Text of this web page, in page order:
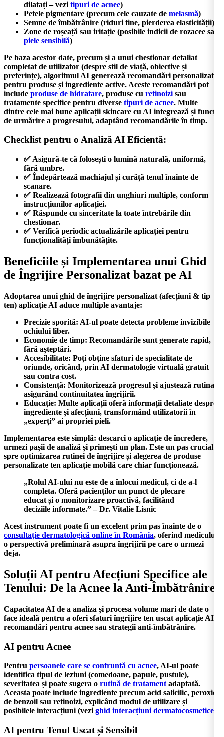
dilatați – vezi tipuri de acnee)
Petele pigmentare (precum cele cauzate de melasmă)
Semne de îmbătrânire (riduri fine, pierderea elasticității)
Zone de roșeață sau iritație (posibile indicii de rozacee sau
piele sensibilă)
Pe baza acestor date, precum și a unui chestionar detaliat
completat de utilizator (despre stil de viață, obiective și
preferințe), algoritmul AI generează recomandări personalizate
pentru produse și ingrediente active. Aceste recomandări pot
include produse de hidratare, produse cu retinoizi sau
tratamente specifice pentru diverse tipuri de acnee. Multe
dintre cele mai bune aplicații skincare cu AI integrează și funcții
de urmărire a progresului, adaptând recomandările în timp.
Checklist pentru o Analiză AI Eficientă:
✅ Asigură-te că folosești o lumină naturală, uniformă,
fără umbre.
✅ Îndepărtează machiajul și curăță tenul înainte de
scanare.
✅ Realizează fotografii din unghiuri multiple, conform
instrucțiunilor aplicației.
✅ Răspunde cu sinceritate la toate întrebările din
chestionar.
✅ Verifică periodic actualizările aplicației pentru
funcționalități îmbunătățite.
Beneficiile și Implementarea unui Ghid
de Îngrijire Personalizat bazat pe AI
Adoptarea unui ghid de îngrijire personalizat (afecțiuni & tip
ten) aplicație AI aduce multiple avantaje:
Precizie sporită: AI-ul poate detecta probleme invizibile
ochiului liber.
Economie de timp: Recomandările sunt generate rapid,
fără așteptări.
Accesibilitate: Poți obține sfaturi de specialitate de
oriunde, oricând, prin AI dermatologie virtuală gratuit
sau contra cost.
Consistență: Monitorizează progresul și ajustează rutina,
asigurând continuitatea îngrijirii.
Educație: Multe aplicații oferă informații detaliate despre
ingrediente și afecțiuni, transformând utilizatorii în
„experți” ai propriei pieli.
Implementarea este simplă: descarci o aplicație de încredere,
urmezi pașii de analiză și primești un plan. Este un pas crucial
spre optimizarea rutinei de îngrijire și alegerea de produse
personalizate ten aplicație mobilă care chiar funcționează.
„Rolul AI-ului nu este de a înlocui medicul, ci de a-l
completa. Oferă pacienților un punct de plecare
educat și o monitorizare proactivă, facilitând
deciziile informate.” – Dr. Vitalie Lisnic
Acest instrument poate fi un excelent prim pas înainte de o
consultație dermatologică online în România, oferind medicului
o perspectivă preliminară asupra îngrijirii pe care o urmezi
deja.
Soluții AI pentru Afecțiuni Specifice ale
Tenului: De la Acnee la Anti-Îmbătrânire
Capacitatea AI de a analiza și procesa volume mari de date o
face ideală pentru a oferi sfaturi îngrijire ten uscat aplicație AI
recomandări pentru acnee sau strategii anti-îmbătrânire.
AI pentru Acnee
Pentru persoanele care se confruntă cu acnee, AI-ul poate
identifica tipul de leziuni (comedoane, papule, pustule),
severitatea și poate sugera o rutină de tratament adaptată.
Aceasta poate include ingrediente precum acid salicilic, peroxid
de benzoil sau retinoizi, explicând modul de utilizare și
posibilele interacțiuni (vezi ghid interacțiuni dermatocosmetice
AI pentru Tenul Uscat și Sensibil